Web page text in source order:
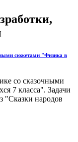
сюжетами "Физика в
со сказочными
7 класса". Задачи
"Сказки народов